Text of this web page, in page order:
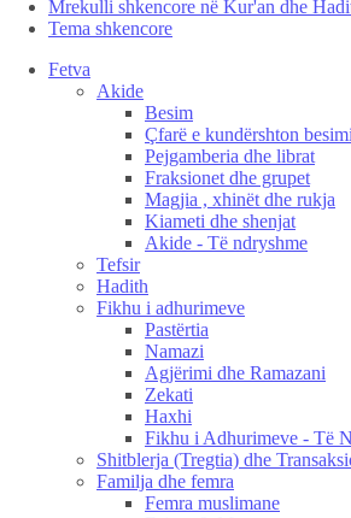
Mrekulli shkencore në Kur'an dhe
Tema shkencore
Fetva
Akide
Besim
Çfarë e kundërshton
Pejgamberia dhe librat
Fraksionet dhe grupet
Magjia , xhinët dhe rukja
Kiameti dhe shenjat
Akide - Të ndryshme
Tefsir
Hadith
Fikhu i adhurimeve
Pastërtia
Namazi
Agjërimi dhe Ramazani
Zekati
Haxhi
Fikhu i Adhurimeve - Të
Shitblerja (Tregtia) dhe
Familja dhe femra
Femra muslimane